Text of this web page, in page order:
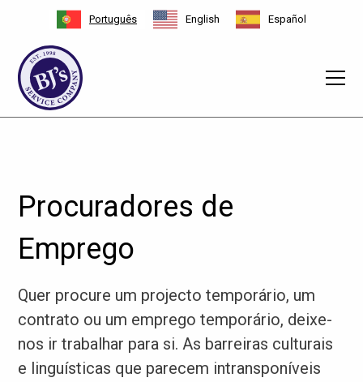
Português English Español
Procuradores de
Emprego
Quer procure um projecto temporário, um
contrato ou um emprego temporário, deixe-
nos ir trabalhar para si. As barreiras culturais
e linguísticas que parecem intransponíveis